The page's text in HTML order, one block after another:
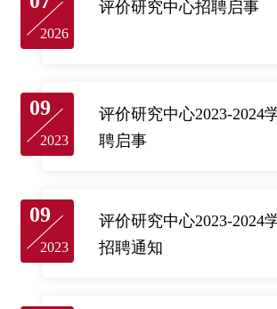
2026
评价研究中心招聘启事
09
2023
评价研究中心2023-2024
聘启事
09
2023
评价研究中心2023-2024
招聘通知